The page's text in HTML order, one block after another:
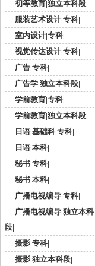
初等教育|独立本科段|
服装艺术设计|专科|
室内设计|专科|
视觉传达设计|专科|
广告|专科|
广告学|独立本科段|
学前教育|专科|
学前教育|独立本科段|
日语|基础科|专科|
日语|本科|
秘书|专科|
秘书|本科|
广播电视编导|专科|
广播电视编导|独立本科
段|
摄影|专科|
摄影|独立本科段|